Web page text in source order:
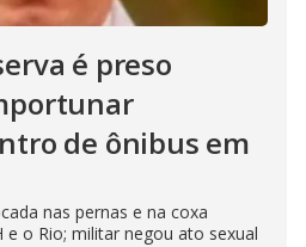
é preso
de ônibus em
nas pernas e na coxa
e o Rio; militar negou ato sexual